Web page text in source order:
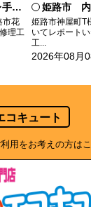
理
市花
理工
姫路市 内
姫路市神屋町T
いてレポート
工...
2026年08月
コキュート
用をお考えの方は